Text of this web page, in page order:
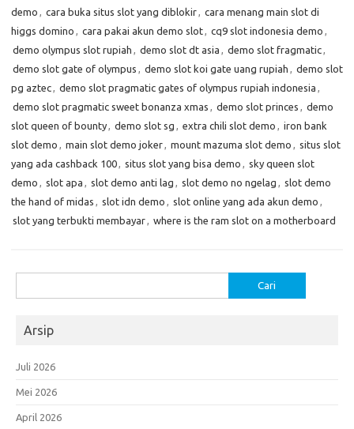
demo , cara buka situs slot yang diblokir, cara menang main slot di
higgs domino , cara pakai akun demo slot, cq9 slot indonesia demo ,
demo olympus slot rupiah , demo slot dt asia , demo slot fragmatic,
demo slot gate of olympus , demo slot koi gate uang rupiah , demo slot
pg aztec, demo slot pragmatic gates of olympus rupiah indonesia ,
demo slot pragmatic sweet bonanza xmas , demo slot princes , demo
slot queen of bounty, demo slot sg , extra chili slot demo , iron bank
slot demo , main slot demo joker, mount mazuma slot demo , situs slot
yang ada cashback 100, situs slot yang bisa demo , sky queen slot
demo , slot apa , slot demo anti lag , slot demo no ngelag , slot demo
the hand of midas , slot idn demo , slot online yang ada akun demo ,
slot yang terbukti membayar, where is the ram slot on a motherboard
untuk:
Arsip
Juli 2026
Mei 2026
April 2026